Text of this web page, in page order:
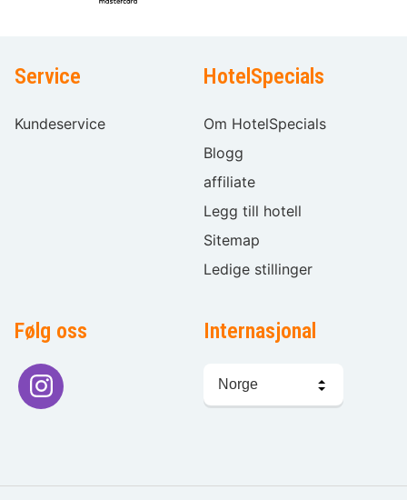
Service
Kundeservice
HotelSpecials
Om HotelSpecials
Blogg
affiliate
Legg till hotell
Sitemap
Ledige stillinger
Følg oss Internasjonal